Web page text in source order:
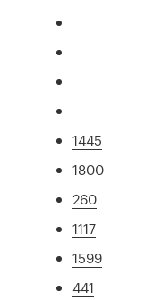
1445
1800
260
1117
1599
441